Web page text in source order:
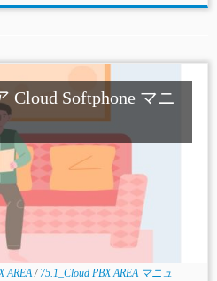
Cloud Softphone マニ
AREA/ 75.1_Cloud PBX AREA マニュ